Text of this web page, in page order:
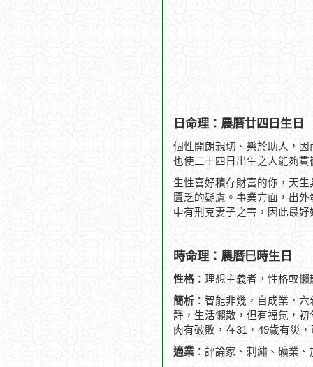
日命理：農曆廿四日生日
個性開朗親切、樂於助人，
也使二十四日出生之人能夠
生性喜好積存財富的你，天
匱乏的疑慮。事業方面，出
中有刑克妻子之害，因此最
時命理：農曆巳時生日
性格 ：理想主義者，性格較
簡析 ：智能非幾，自成業，
靜，生活懶散，但有福氣，
肉有破敗，在31，49歲有災
適業 ：評論家、刺繡、礦業